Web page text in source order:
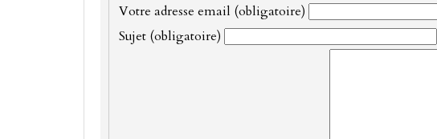
Votre adresse email (obligatoire)
Sujet (obligatoire)